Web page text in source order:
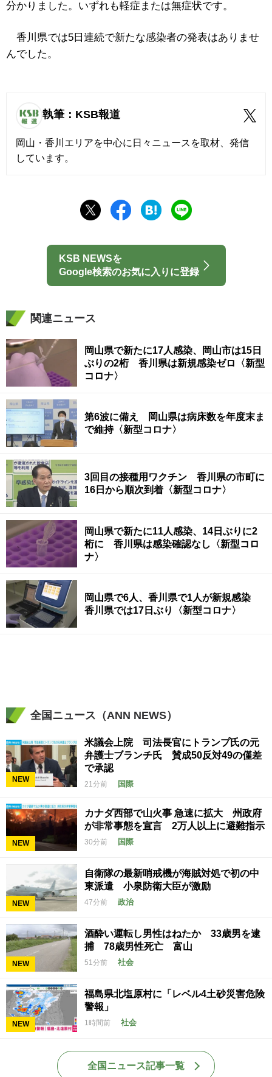
分かりました。いずれも軽症または無症状です。
香川県では5日連続で新たな感染者の発表はありませ
んでした。
執筆：KSB報道
岡山・香川エリアを中心に日々ニュースを取材、発信
しています。
KSB NEWSを
Google検索のお気に入りに登録
関連ニュース
岡山県で新たに17人感染、岡山市は15日
ぶりの2桁 香川県は新規感染ゼロ〈新型
コロナ〉
第6波に備え 岡山県は病床数を年度末ま
で維持〈新型コロナ〉
3回目の接種用ワクチン 香川県の市町に
16日から順次到着〈新型コロナ〉
岡山県で新たに11人感染、14日ぶりに2
桁に 香川県は感染確認なし〈新型コロ
ナ〉
岡山県で6人、香川県で1人が新規感染
香川県では17日ぶり〈新型コロナ〉
全国ニュース（ANN NEWS）
NEW
米議会上院 司法長官にトランプ氏の元
弁護士ブランチ氏 賛成50反対49の僅差
で承認
21分前 国際
NEW
カナダ西部で山火事 急速に拡大 州政府
が非常事態を宣言 2万人以上に避難指示
30分前 国際
NEW
自衛隊の最新哨戒機が海賊対処で初の中
東派遣 小泉防衛大臣が激励
47分前 政治
NEW
酒酔い運転し男性はねたか 33歳男を逮
捕 78歳男性死亡 富山
51分前 社会
NEW
福島県北塩原村に「レベル4土砂災害危険
警報」
1時間前 社会
全国ニュース記事一覧